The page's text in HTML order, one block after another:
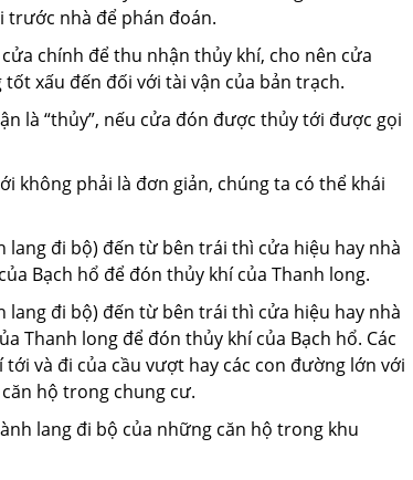
trước nhà để phán đoán.
chính để thu nhận thủy khí, cho nên cửa
xấu đến đối với tài vận của bản trạch.
“thủy”, nếu cửa đón được thủy tới được gọi
không phải là đơn giản, chúng ta có thể khái
đi bộ) đến từ bên trái thì cửa hiệu hay nhà
Bạch hổ để đón thủy khí của Thanh long.
đi bộ) đến từ bên trái thì cửa hiệu hay nhà
Thanh long để đón thủy khí của Bạch hổ. Các
và đi của cầu vượt hay các con đường lớn với
hộ trong chung cư.
lang đi bộ của những căn hộ trong khu